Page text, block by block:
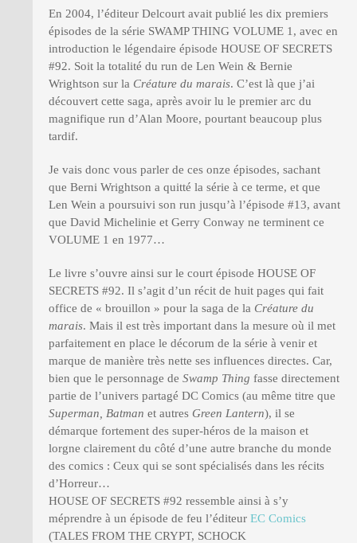
En 2004, l’éditeur Delcourt avait publié les dix premiers
épisodes de la série SWAMP THING VOLUME 1, avec en
introduction le légendaire épisode HOUSE OF SECRETS
#92. Soit la totalité du run de Len Wein & Bernie
Wrightson sur la Créature du marais. C’est là que j’ai
découvert cette saga, après avoir lu le premier arc du
magnifique run d’Alan Moore, pourtant beaucoup plus
tardif.
Je vais donc vous parler de ces onze épisodes, sachant
que Berni Wrightson a quitté la série à ce terme, et que
Len Wein a poursuivi son run jusqu’à l’épisode #13, avant
que David Michelinie et Gerry Conway ne terminent ce
VOLUME 1 en 1977…
Le livre s’ouvre ainsi sur le court épisode HOUSE OF
SECRETS #92. Il s’agit d’un récit de huit pages qui fait
office de « brouillon » pour la saga de la Créature du
marais. Mais il est très important dans la mesure où il met
parfaitement en place le décorum de la série à venir et
marque de manière très nette ses influences directes. Car,
bien que le personnage de Swamp Thing fasse directement
partie de l’univers partagé DC Comics (au même titre que
Superman, Batman et autres Green Lantern), il se
démarque fortement des super-héros de la maison et
lorgne clairement du côté d’une autre branche du monde
des comics : Ceux qui se sont spécialisés dans les récits
d’Horreur…
HOUSE OF SECRETS #92 ressemble ainsi à s’y
méprendre à un épisode de feu l’éditeur EC Comics
(TALES FROM THE CRYPT, SCHOCK